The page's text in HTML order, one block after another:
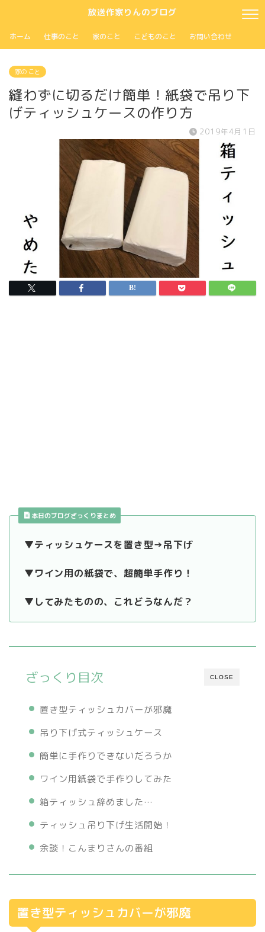
放送作家りんのブログ
ホーム 仕事のこと 家のこと こどものこと お問い合わせ
家の こと
縫わずに切るだけ簡単！紙袋で吊り下
げティッシュケースの作り方
2019年4月1日
本日のブログざっくりまとめ
▼ティッシュケースを置き型→吊下げ
▼ワイン用の紙袋で、超簡単手作り！
▼してみたものの、これどうなんだ？
CLOSE
ざっくり目次
置き型ティッシュカバーが邪魔
吊り下げ式ティッシュケース
簡単に手作りできないだろうか
ワイン用紙袋で手作りしてみた
箱ティッシュ辞めました…
ティッシュ吊り下げ生活開始！
余談！こんまりさんの番組
置き型ティッシュカバーが邪魔